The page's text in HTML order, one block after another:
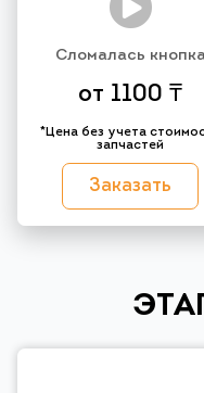
Сломалась
от 1100 ₸
*Цена без учета
запчастей
Заказать